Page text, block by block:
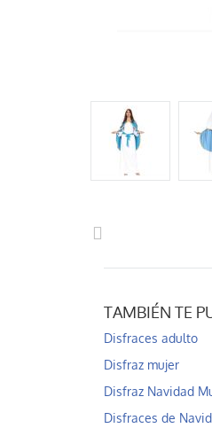
TAMBIÉN TE
Disfraces adulto
Disfraz mujer
Disfraz Navidad
Disfraces de